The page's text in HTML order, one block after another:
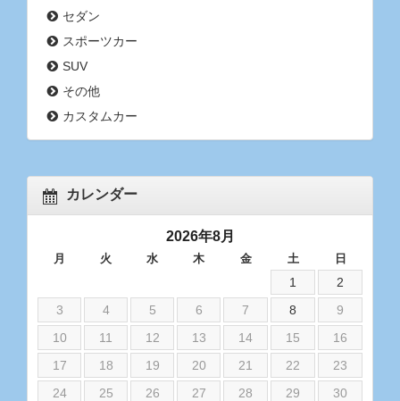
セダン
スポーツカー
SUV
その他
カスタムカー
カレンダー
2026年8月
月 火 水 木 金 土 日
1
2
3
4 5 6 7 8
9
10
11 12 13 14 15
16
17
18 19 20 21 22
23
24
25 26 27 28 29
30